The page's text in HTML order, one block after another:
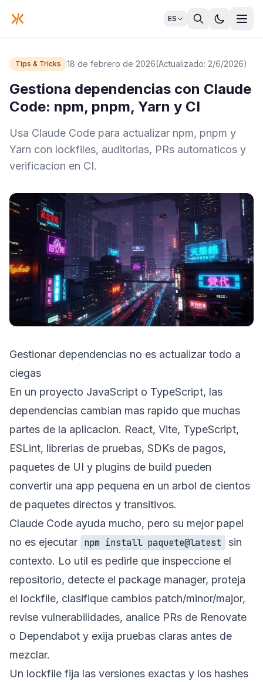
ES
Tips & Tricks 18 de febrero de 2026(Actualizado: 2/6/2026)
Gestiona dependencias con Claude
Code: npm, pnpm, Yarn y CI
Usa Claude Code para actualizar npm, pnpm y
Yarn con lockfiles, auditorias, PRs automaticos y
verificacion en CI.
Gestionar dependencias no es actualizar todo a
ciegas
En un proyecto JavaScript o TypeScript, las
dependencias cambian mas rapido que muchas
partes de la aplicacion. React, Vite, TypeScript,
ESLint, librerias de pruebas, SDKs de pagos,
paquetes de UI y plugins de build pueden
convertir una app pequena en un arbol de cientos
de paquetes directos y transitivos.
Claude Code ayuda mucho, pero su mejor papel
no es ejecutar npm install paquete@latest
sin
contexto. Lo util es pedirle que inspeccione el
repositorio, detecte el package manager, proteja
el lockfile, clasifique cambios patch/minor/major,
revise vulnerabilidades, analice PRs de Renovate
o Dependabot y exija pruebas claras antes de
mezclar.
Un lockfile fija las versiones exactas y los hashes